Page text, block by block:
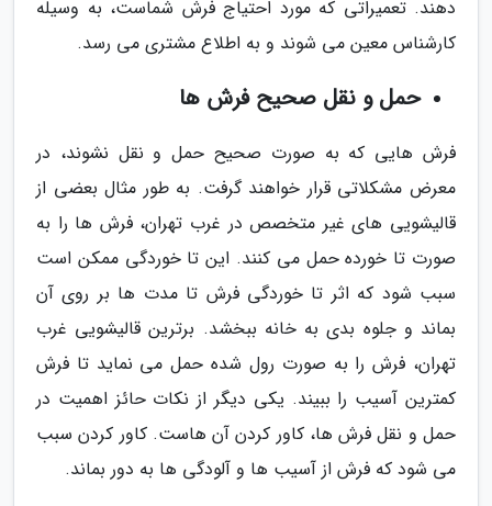
دهند. تعمیراتی که مورد احتیاج فرش شماست، به وسیله
کارشناس معین می شوند و به اطلاع مشتری می رسد.
حمل و نقل صحیح فرش ها
فرش هایی که به صورت صحیح حمل و نقل نشوند، در
معرض مشکلاتی قرار خواهند گرفت. به طور مثال بعضی از
قالیشویی های غیر متخصص در غرب تهران، فرش ها را به
صورت تا خورده حمل می کنند. این تا خوردگی ممکن است
سبب شود که اثر تا خوردگی فرش تا مدت ها بر روی آن
بماند و جلوه بدی به خانه ببخشد. برترین قالیشویی غرب
تهران، فرش را به صورت رول شده حمل می نماید تا فرش
کمترین آسیب را ببیند. یکی دیگر از نکات حائز اهمیت در
حمل و نقل فرش ها، کاور کردن آن هاست. کاور کردن سبب
می شود که فرش از آسیب ها و آلودگی ها به دور بماند.